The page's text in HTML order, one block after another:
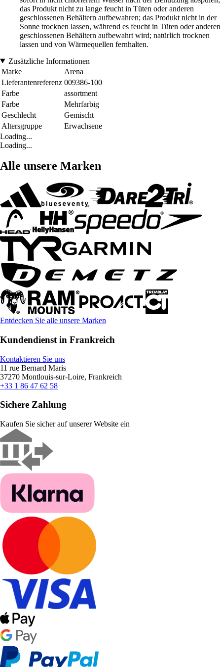
das Produkt nicht zu lange feucht in Tüten oder anderen
geschlossenen Behältern aufbewahren; das Produkt nicht in der
Sonne trocknen lassen, während es feucht in Tüten oder anderen
geschlossenen Behältern aufbewahrt wird; natürlich trocknen
lassen und von Wärmequellen fernhalten.
Zusätzliche Informationen
Marke
Arena
Lieferantenreferenz 009386-100
Farbe
assortment
Farbe
Mehrfarbig
Geschlecht
Gemischt
Altersgruppe
Erwachsene
Loading...
Loading...
Alle unsere Marken
Entdecken Sie alle unsere Marken
Kundendienst in Frankreich
Kontaktieren Sie uns
11 rue Bernard Maris
37270 Montlouis-sur-Loire, Frankreich
+33 1 86 47 62 58
Sichere Zahlung
Kaufen Sie sicher auf unserer Website ein